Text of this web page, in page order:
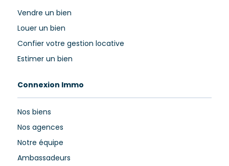
Vendre un bien
Louer un bien
Confier votre gestion locative
Estimer un bien
Connexion Immo
Nos biens
Nos agences
Notre équipe
Ambassadeurs